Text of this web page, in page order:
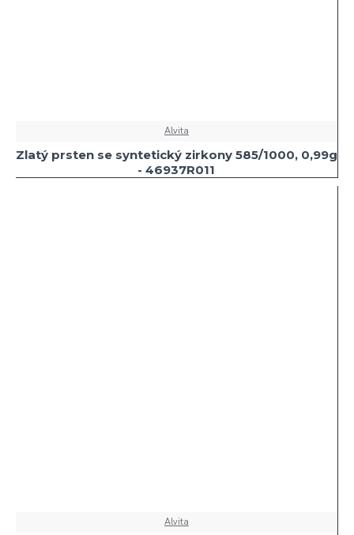
Alvita
Zlatý prsten se syntetický zirkony 585/1000, 0,99g
- 46937R011
Alvita